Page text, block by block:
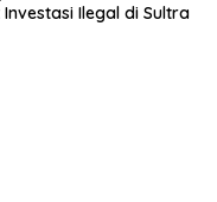
Investasi Ilegal di Sultra